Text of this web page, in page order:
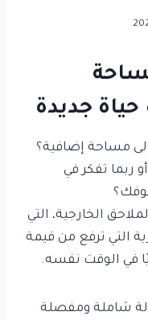
جديدة
مساحة إضافية؟
ربما تفكر في
الخارجية، التي
التي ترفع من قيمة
في الوقت نفسه.
شاملة ومفصلة